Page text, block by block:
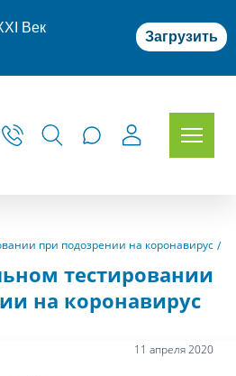
Век
Загрузить
при подозрении на коронавирус
тестировании
на коронавирус
11 апреля 2020